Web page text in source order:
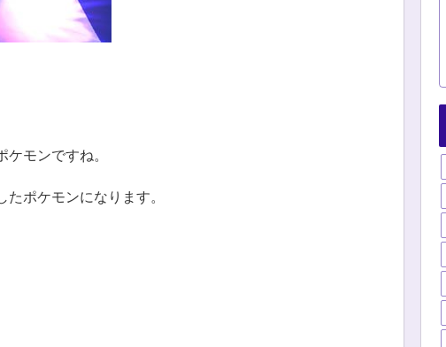
モンですね。
ポケモンになります。